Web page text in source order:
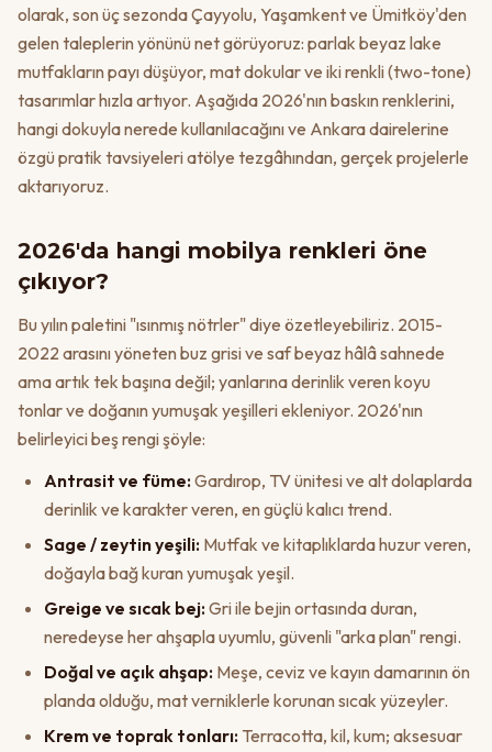
olarak, son üç sezonda Çayyolu, Yaşamkent ve Ümitköy'den
gelen taleplerin yönünü net görüyoruz: parlak beyaz lake
mutfakların payı düşüyor, mat dokular ve iki renkli (two-tone)
tasarımlar hızla artıyor. Aşağıda 2026'nın baskın renklerini,
hangi dokuyla nerede kullanılacağını ve Ankara dairelerine
özgü pratik tavsiyeleri atölye tezgâhından, gerçek projelerle
aktarıyoruz.
2026'da hangi mobilya renkleri öne
çıkıyor?
Bu yılın paletini "ısınmış nötrler" diye özetleyebiliriz. 2015-
2022 arasını yöneten buz grisi ve saf beyaz hâlâ sahnede
ama artık tek başına değil; yanlarına derinlik veren koyu
tonlar ve doğanın yumuşak yeşilleri ekleniyor. 2026'nın
belirleyici beş rengi şöyle:
Antrasit ve füme:Gardırop, TV ünitesi ve alt dolaplarda
derinlik ve karakter veren, en güçlü kalıcı trend.
Sage / zeytin yeşili: Mutfak ve kitaplıklarda huzur veren,
doğayla bağ kuran yumuşak yeşil.
Greige ve sıcak bej:Gri ile bejin ortasında duran,
neredeyse her ahşapla uyumlu, güvenli "arka plan" rengi.
Doğal ve açık ahşap: Meşe, ceviz ve kayın damarının ön
planda olduğu, mat verniklerle korunan sıcak yüzeyler.
Krem ve toprak tonları: Terracotta, kil, kum; aksesuar